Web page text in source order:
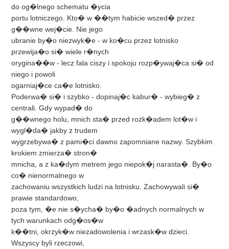
do og�lnego schematu �ycia
portu lotniczego. Kto� w ��tym habicie wszed� przez
g��wne wej�cie. Nie jego
ubranie by�o niezwyk�e - w ko�cu przez lotnisko
przewija�o si� wiele r�nych
orygina��w - lecz fala ciszy i spokoju rozp�ywaj�ca si� od
niego i powoli
ogarniaj�ce ca�e lotnisko.
Poderwa� si� i szybko - dopinaj�c kabur� - wybieg� z
centrali. Gdy wypad� do
g��wnego holu, mnich sta� przed rozk�adem lot�w i
wygl�da� jakby z trudem
wygrzebywa� z pami�ci dawno zapomniane nazwy. Szybkim
krokiem zmierza� stron�
mnicha, a z ka�dym metrem jego niepok�j narasta�. By�o
co� nienormalnego w
zachowaniu wszystkich ludzi na lotnisku. Zachowywali si�
prawie standardowo,
poza tym, �e nie s�ycha� by�o �adnych normalnych w
tych warunkach odg�os�w
k��tni, okrzyk�w niezadowolenia i wrzask�w dzieci.
Wszyscy byli rzeczowi,